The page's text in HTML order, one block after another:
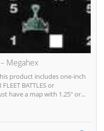
Megahex
product includes one-inch
BATTLES or
have a map with 1.25" or...